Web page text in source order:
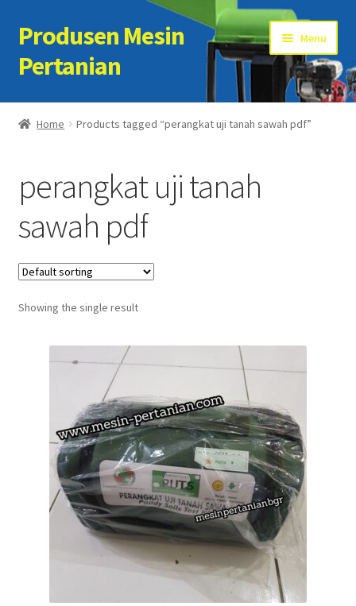
Skip
to
navigation
Skip
to
content
Produsen Mesin
Pertanian
Menu
Home
Cart
Checkout
Kontak Kami
My account
Home Products tagged “perangkat uji tanah sawah pdf”
perangkat uji tanah
sawah pdf
Showing the single result